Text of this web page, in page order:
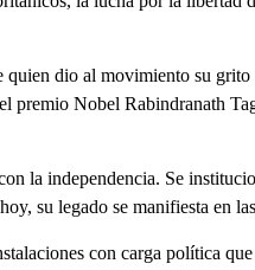
dio al movimiento su
premio Nobel Rabindranath
la independencia. Se
su legado se manifiesta en
con carga política